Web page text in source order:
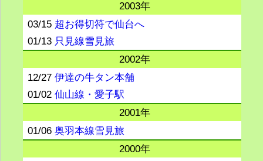
2003年
03/15 超お得切符で仙台へ
01/13 只見線雪見旅
2002年
12/27伊達の牛タン本舗
01/02仙山線・愛子駅
2001年
01/06奥羽本線雪見旅
2000年